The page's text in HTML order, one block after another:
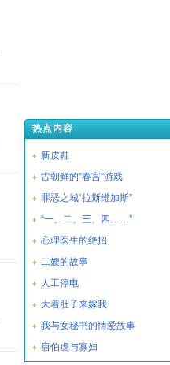
热点内容
新皮鞋
古朝鲜的“春宫”游戏
罪恶之城“拉斯维加斯”
“一、二、三、四……”
心理医生的绝招
二嫂的故事
人工停电
大着肚子来嫁我
我与女秘书的情爱故事
唐伯虎与寡妇